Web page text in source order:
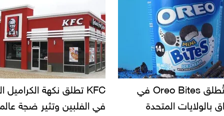
KFC تطلق نكهة الكراميل المملح
وتثير ضجة عالمية
دعوات للتحقيق في أسباب
سحب بعض ألبان الأطفال